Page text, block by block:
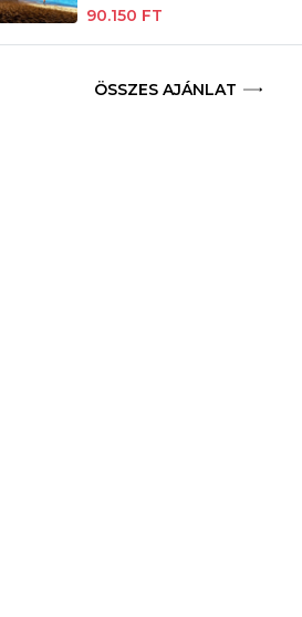
90.150 FT
ÖSSZES AJÁNLAT